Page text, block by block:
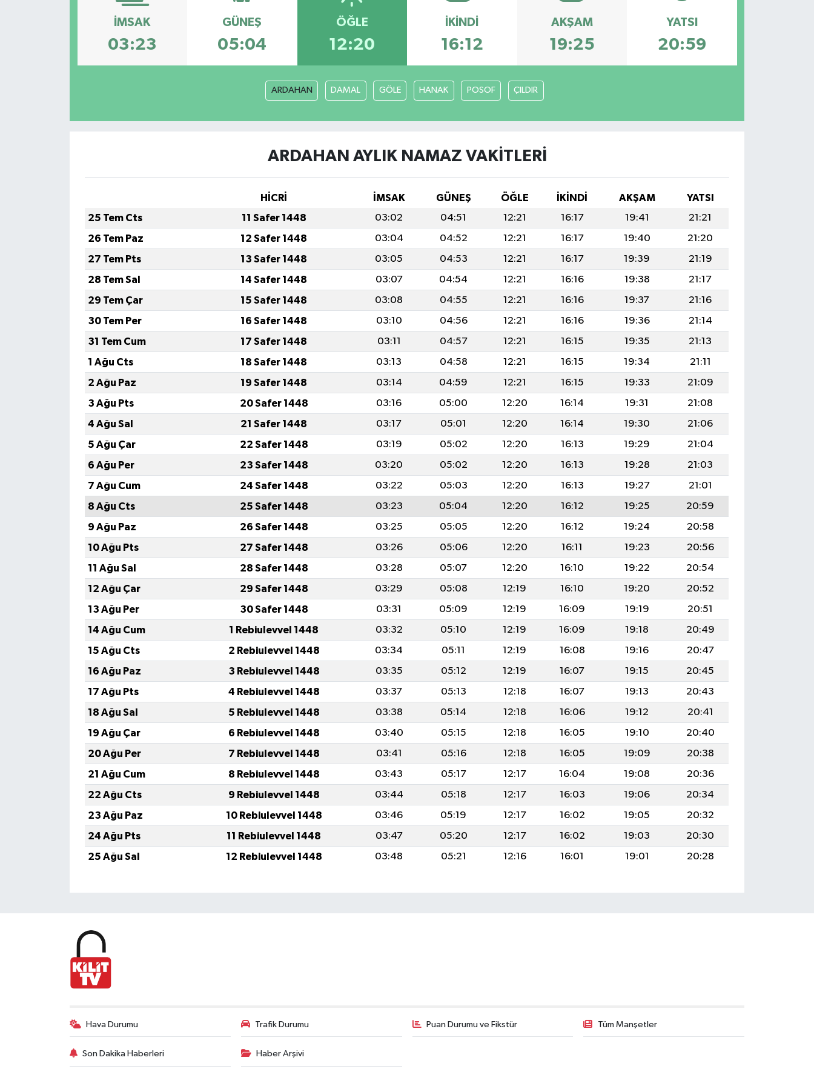
İMSAK
03:23
GÜNEŞ
05:04
ÖĞLE
12:20
İKINDI
16:12
AKŞAM
19:25
YATSI
20:59
ARDAHAN DAMAL GÖLE HANAK POSOF ÇILDIR
ARDAHAN AYLIK NAMAZ VAKITLERI
HİCRİ İMSAK GÜNEŞ ÖĞLE İKINDI AKŞAM
YATSI
25 Tem Cts
11 Safer 1448 03:02 04:51 12:21 16:17 19:41
21:21
26 Tem Paz
12 Safer 1448 03:04 04:52 12:21 16:17 19:40
21:20
27 Tem Pts
13 Safer 1448 03:05 04:53 12:21 16:17 19:39
21:19
28 Tem Sal
14 Safer 1448 03:07 04:54 12:21 16:16 19:38
21:17
29 Tem Çar
15 Safer 1448 03:08 04:55 12:21 16:16 19:37
21:16
30 Tem Per
16 Safer 1448 03:10 04:56 12:21 16:16 19:36
21:14
31 Tem Cum
17 Safer 1448 03:11 04:57 12:21 16:15 19:35
21:13
1 Ağu Cts
18 Safer 1448 03:13 04:58 12:21 16:15 19:34
21:11
2 Ağu Paz
19 Safer 1448 03:14 04:59 12:21 16:15 19:33
21:09
3 Ağu Pts
20 Safer 1448 03:16 05:00 12:20 16:14 19:31
21:08
4 Ağu Sal
21 Safer 1448 03:17 05:01 12:20 16:14 19:30
21:06
5 Ağu Çar
22 Safer 1448 03:19 05:02 12:20 16:13 19:29
21:04
6 Ağu Per
23 Safer 1448 03:20 05:02 12:20 16:13 19:28
21:03
7 Ağu Cum
24 Safer 1448 03:22 05:03 12:20 16:13 19:27
21:01
8 Ağu Cts
25 Safer 1448 03:23 05:04 12:20 16:12 19:25
20:59
9 Ağu Paz
26 Safer 1448 03:25 05:05 12:20 16:12 19:24
20:58
10 Ağu Pts
27 Safer 1448 03:26 05:06 12:20 16:11 19:23
20:56
11 Ağu Sal
28 Safer 1448 03:28 05:07 12:20 16:10 19:22
20:54
12 Ağu Çar
29 Safer 1448 03:29 05:08 12:19 16:10 19:20
20:52
13 Ağu Per
30 Safer 1448 03:31 05:09 12:19 16:09 19:19
20:51
14 Ağu Cum
1 Rebiulevvel 1448 03:32 05:10 12:19 16:09 19:18
20:49
15 Ağu Cts
2 Rebiulevvel 1448 03:34 05:11 12:19 16:08 19:16
20:47
16 Ağu Paz
3 Rebiulevvel 1448 03:35 05:12 12:19 16:07 19:15
20:45
17 Ağu Pts
4 Rebiulevvel 1448 03:37 05:13 12:18 16:07 19:13
20:43
18 Ağu Sal
5 Rebiulevvel 1448 03:38 05:14 12:18 16:06 19:12
20:41
19 Ağu Çar
6 Rebiulevvel 1448 03:40 05:15 12:18 16:05 19:10
20:40
20 Ağu Per
7 Rebiulevvel 1448 03:41 05:16 12:18 16:05 19:09
20:38
21 Ağu Cum
8 Rebiulevvel 1448 03:43 05:17 12:17 16:04 19:08
20:36
22 Ağu Cts
9 Rebiulevvel 1448 03:44 05:18 12:17 16:03 19:06
20:34
23 Ağu Paz
10 Rebiulevvel 1448 03:46 05:19 12:17 16:02 19:05
20:32
24 Ağu Pts
11 Rebiulevvel 1448 03:47 05:20 12:17 16:02 19:03
20:30
25 Ağu Sal
12 Rebiulevvel 1448 03:48 05:21 12:16 16:01 19:01 20:28
Hava Durumu Trafik Durumu Puan Durumu ve Fikstür Tüm Manşetler
Son Dakika Haberleri Haber Arşivi